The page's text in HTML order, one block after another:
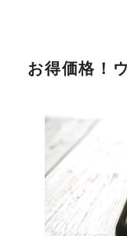
お得価格！